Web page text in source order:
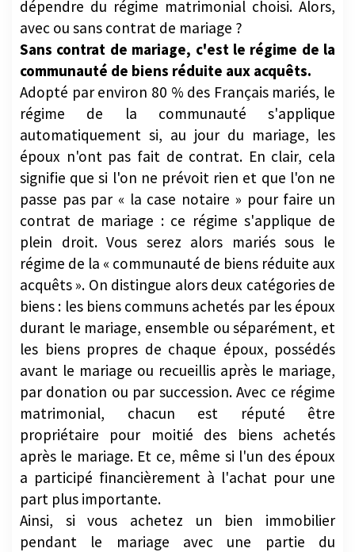
dépendre du régime matrimonial choisi. Alors,
avec ou sans contrat de mariage ?
Sans contrat de mariage, c'est le régime de la
communauté de biens réduite aux acquêts.
Adopté par environ 80 % des Français mariés, le
régime de la communauté s'applique
automatiquement si, au jour du mariage, les
époux n'ont pas fait de contrat. En clair, cela
signifie que si l'on ne prévoit rien et que l'on ne
passe pas par « la case notaire » pour faire un
contrat de mariage : ce régime s'applique de
plein droit. Vous serez alors mariés sous le
régime de la « communauté de biens réduite aux
acquêts ». On distingue alors deux catégories de
biens : les biens communs achetés par les époux
durant le mariage, ensemble ou séparément, et
les biens propres de chaque époux, possédés
avant le mariage ou recueillis après le mariage,
par donation ou par succession. Avec ce régime
matrimonial, chacun est réputé être
propriétaire pour moitié des biens achetés
après le mariage. Et ce, même si l'un des époux
a participé financièrement à l'achat pour une
part plus importante.
Ainsi, si vous achetez un bien immobilier
pendant le mariage avec une partie du